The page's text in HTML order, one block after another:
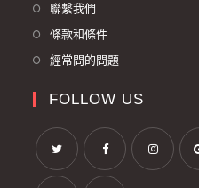
聯繫我們
條款和條件
經常問的問題
FOLLOW US